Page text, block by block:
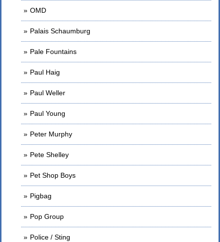
OMD
Palais Schaumburg
Pale Fountains
Paul Haig
Paul Weller
Paul Young
Peter Murphy
Pete Shelley
Pet Shop Boys
Pigbag
Pop Group
Police / Sting